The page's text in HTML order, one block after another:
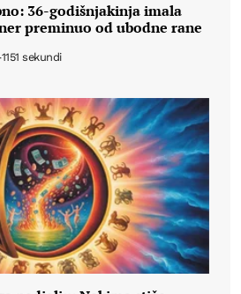
36-godišnjakinja imala
preminuo od ubodne rane
sekundi